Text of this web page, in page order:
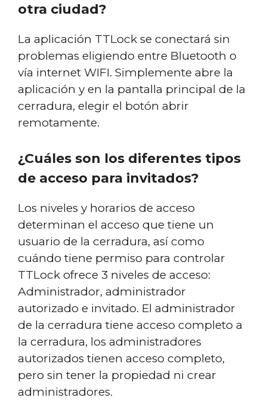
otra ciudad?
La aplicación TTLock se conectará sin
problemas eligiendo entre Bluetooth o
vía internet WIFI. Simplemente abre la
aplicación y en la pantalla principal de la
cerradura, elegir el botón abrir
remotamente.
¿Cuáles son los diferentes tipos
de acceso para invitados?
Los niveles y horarios de acceso
determinan el acceso que tiene un
usuario de la cerradura, así como
cuándo tiene permiso para controlar
TTLock ofrece 3 niveles de acceso:
Administrador, administrador
autorizado e invitado. El administrador
de la cerradura tiene acceso completo a
la cerradura, los administradores
autorizados tienen acceso completo,
pero sin tener la propiedad ni crear
administradores.